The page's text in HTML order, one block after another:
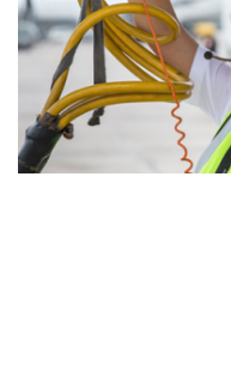
help
you
navigate
interact
content.